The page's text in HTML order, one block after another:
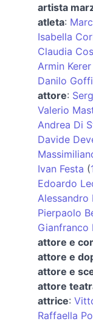
artista
atleta:
Isabella
Claudia
Armin Kerer
Danilo Goffi
attore:
Valerio
Andrea Di
Davide
Ivan Festa (
Edoardo
Alessandro
Pierpaolo
Gianfranco
attore e
attore e
attore e
attore
attrice:
Raffaella